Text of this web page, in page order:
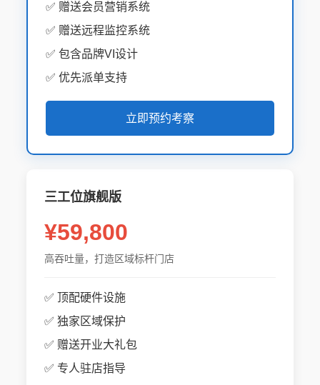
✅ 赠送会员营销系统
✅ 赠送远程监控系统
✅ 包含品牌VI设计
✅ 优先派单支持
立即预约考察
三工位旗舰版
¥59,800
高吞吐量，打造区域标杆门店
✅ 顶配硬件设施
✅ 独家区域保护
✅ 赠送开业大礼包
✅ 专人驻店指导